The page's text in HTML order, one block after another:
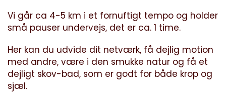
Vi går ca 4-5 km i et fornuftigt tempo og holder
små pauser undervejs, det er ca. 1 time.
Her kan du udvide dit netværk, få dejlig motion
med andre, være i den smukke natur og få et
dejligt skov-bad, som er godt for både krop og
sjæl.